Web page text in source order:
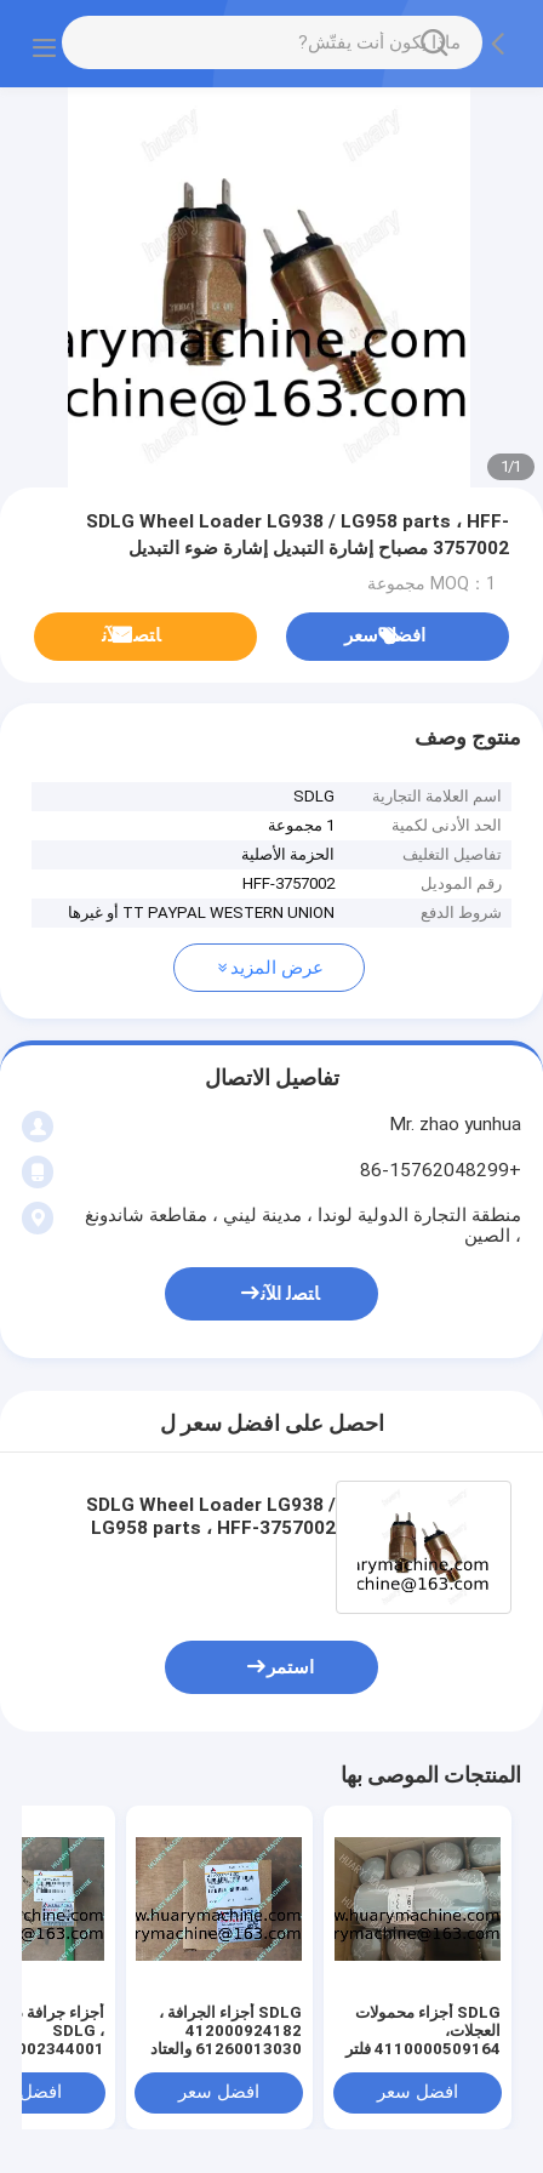
1
/
1
SDLG Wheel Loader LG938 / LG958 parts ، HFF-
3757002 مصباح إشارة التبديل إشارة ضوء التبديل
MOQ：1 مجموعة
افضل سعر ﺎﺘﺼﻟ ﺍﻶﻧ
منتوج وصف
اسم العلامة التجارية
SDLG
الحد الأدنى لكمية
1 مجموعة
تفاصيل التغليف
الحزمة الأصلية
رقم الموديل
HFF-3757002
شروط الدفع
TT PAYPAL WESTERN UNION أو غيرها
عرض المزيد
تفاصيل الاتصال
Mr. zhao yunhua
+86-15762048299
منطقة التجارة الدولية لوندا ، مدينة ليني ، مقاطعة شاندونغ
، الصين
ﺎﺘﺼﻟ ﺍﻶﻧ
احصل على افضل سعر ل
SDLG Wheel Loader LG938 /
LG958 parts ، HFF-3757002
استمر
المنتجات الموصى بها
SDLG أجزاء محمولات
العجلات،
4110000509164 فلتر
افضل سعر
SDLG أجزاء الجرافة ،
412000924182
61260013030 والعتاد
افضل سعر
أجزاء جرافة
SDLG ،
افضل